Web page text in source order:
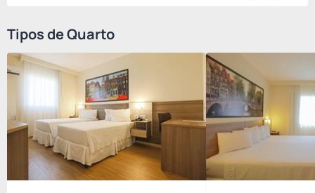
Tipos de Quarto